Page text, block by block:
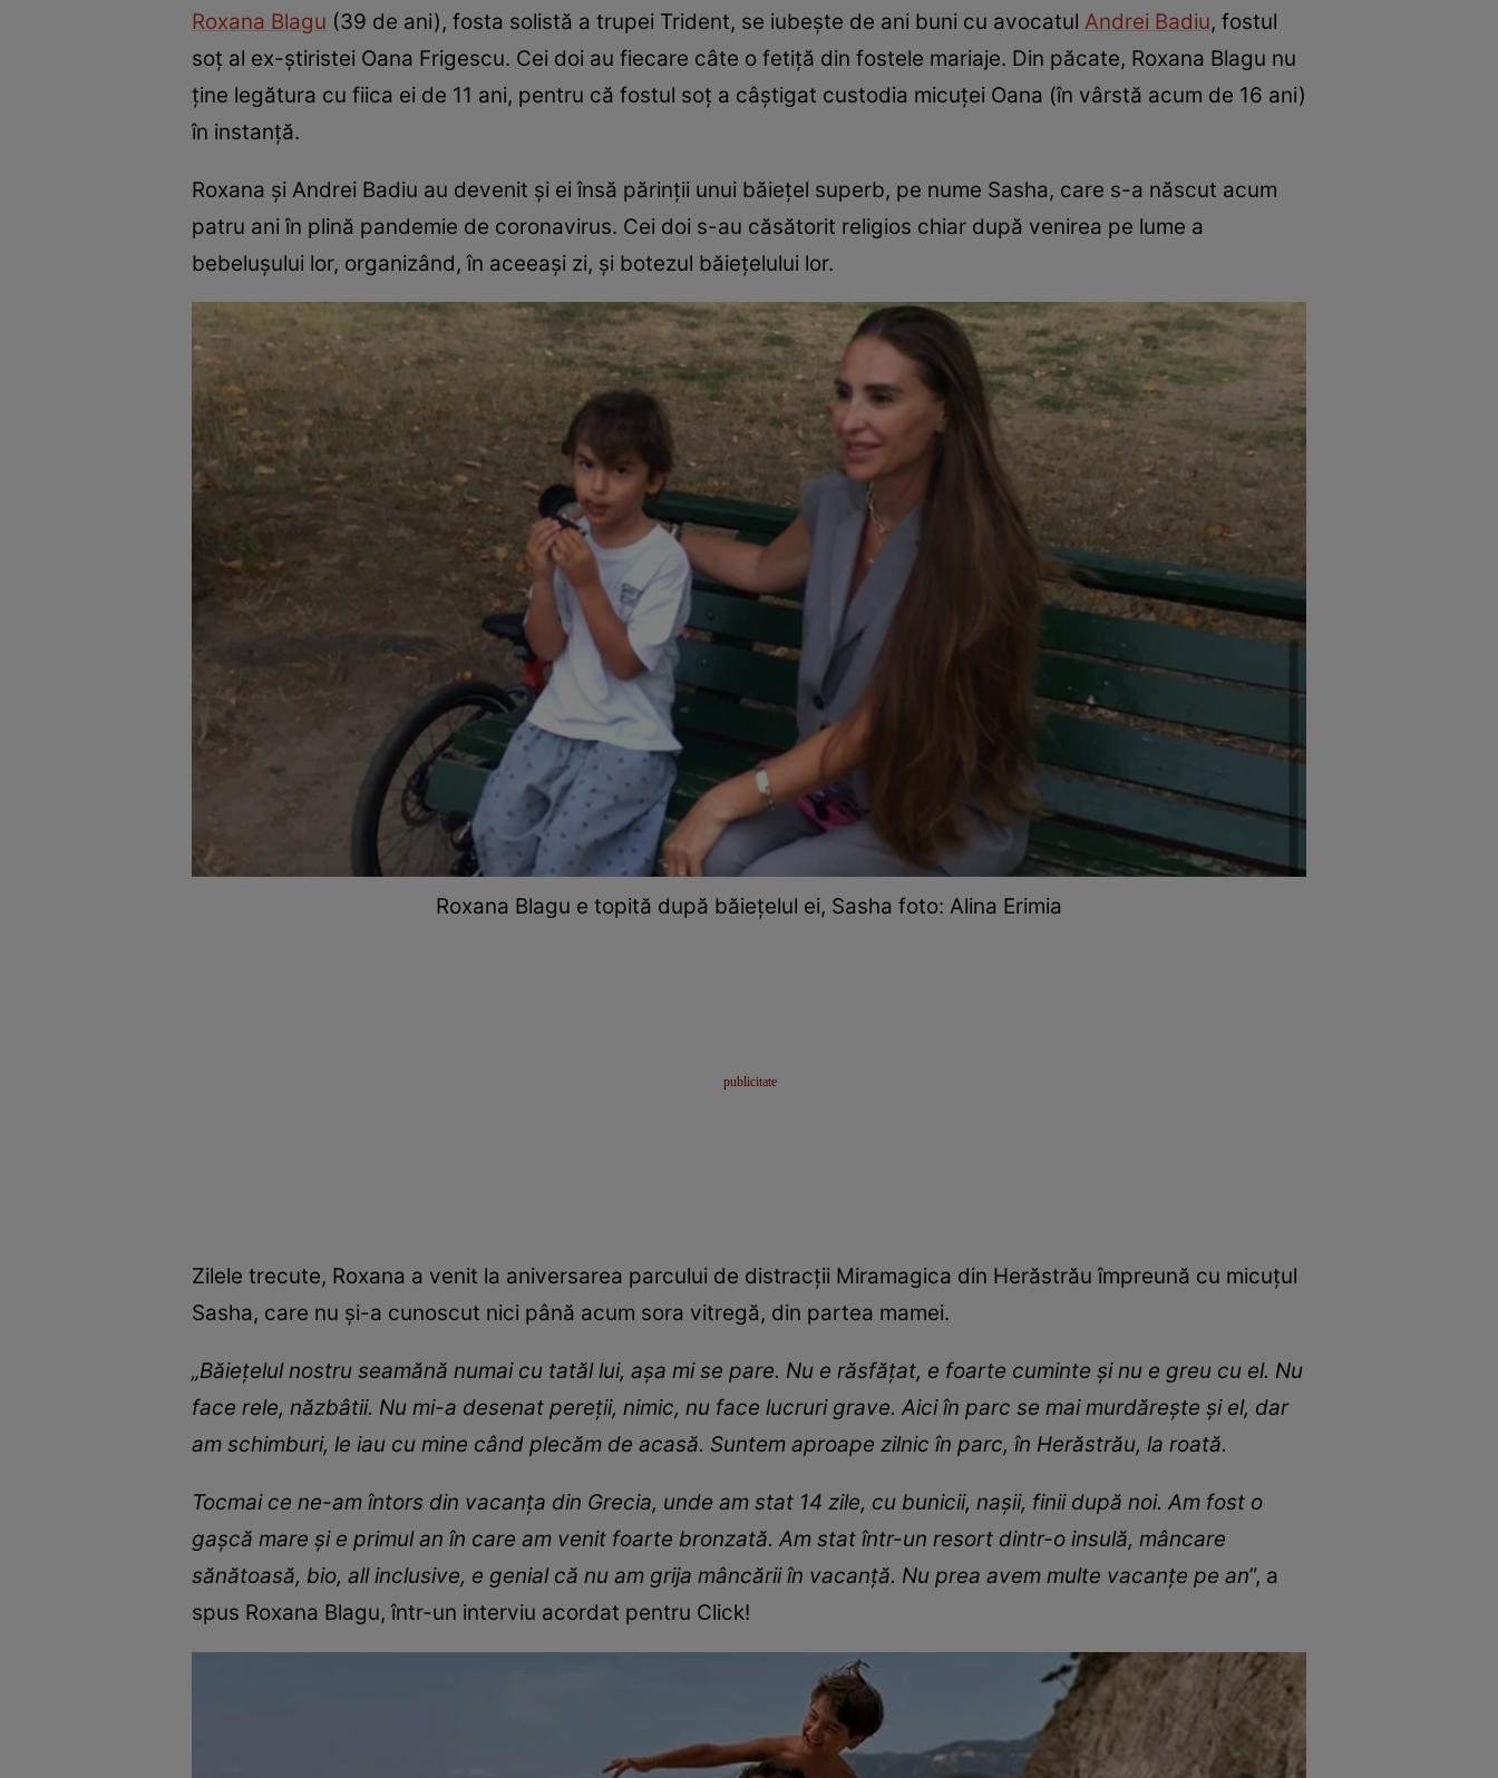
Roxana Blagu (39 de ani), fosta solistă a trupei Trident, se iubește de ani buni cu avocatul Andrei Badiu, fostul
soț al ex-știristei Oana Frigescu. Cei doi au fiecare câte o fetiță din fostele mariaje. Din păcate, Roxana Blagu nu
ține legătura cu fiica ei de 11 ani, pentru că fostul soț a câștigat custodia micuței Oana (în vârstă acum de 16 ani)
în instanță.
Roxana și Andrei Badiu au devenit și ei însă părinții unui băiețel superb, pe nume Sasha, care s-a născut acum
patru ani în plină pandemie de coronavirus. Cei doi s-au căsătorit religios chiar după venirea pe lume a
bebelușului lor, organizând, în aceeași zi, și botezul băiețelului lor.
Roxana Blagu e topită după băiețelul ei, Sasha foto: Alina Erimia
Zilele trecute, Roxana a venit la aniversarea parcului de distracții Miramagica din Herăstrău împreună cu micuțul
Sasha, care nu și-a cunoscut nici până acum sora vitregă, din partea mamei.
„Băiețelul nostru seamănă numai cu tatăl lui, așa mi se pare. Nu e răsfățat, e foarte cuminte și nu e greu cu el. Nu
face rele, năzbâtii. Nu mi-a desenat pereții, nimic, nu face lucruri grave. Aici în parc se mai murdărește și el, dar
am schimburi, le iau cu mine când plecăm de acasă. Suntem aproape zilnic în parc, în Herăstrău, la roată.
Tocmai ce ne-am întors din vacanța din Grecia, unde am stat 14 zile, cu bunicii, nașii, finii după noi. Am fost o
gașcă mare și e primul an în care am venit foarte bronzată. Am stat într-un resort dintr-o insulă, mâncare
sănătoasă, bio, all inclusive, e genial că nu am grija mâncării în vacanță. Nu prea avem multe vacanțe pe an”, a
spus Roxana Blagu, într-un interviu acordat pentru Click!